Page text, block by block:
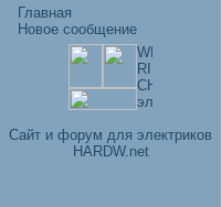
Главная
Новое сообщение
Cайт и форум для электриков
HARDW.net